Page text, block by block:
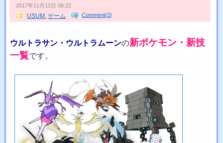
2017年11月12日 08:22
USUM ,ゲーム Comment(2)
ウルトラサン・ウルトラムーンの新ポケモン・新技
一覧です。